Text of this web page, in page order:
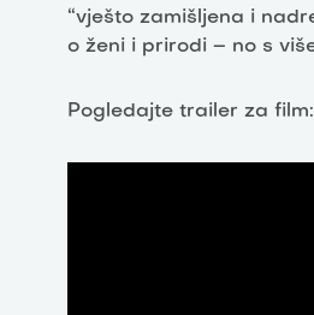
“vješto zamišljena i
o ženi i prirodi – no s
Pogledajte trailer za film: